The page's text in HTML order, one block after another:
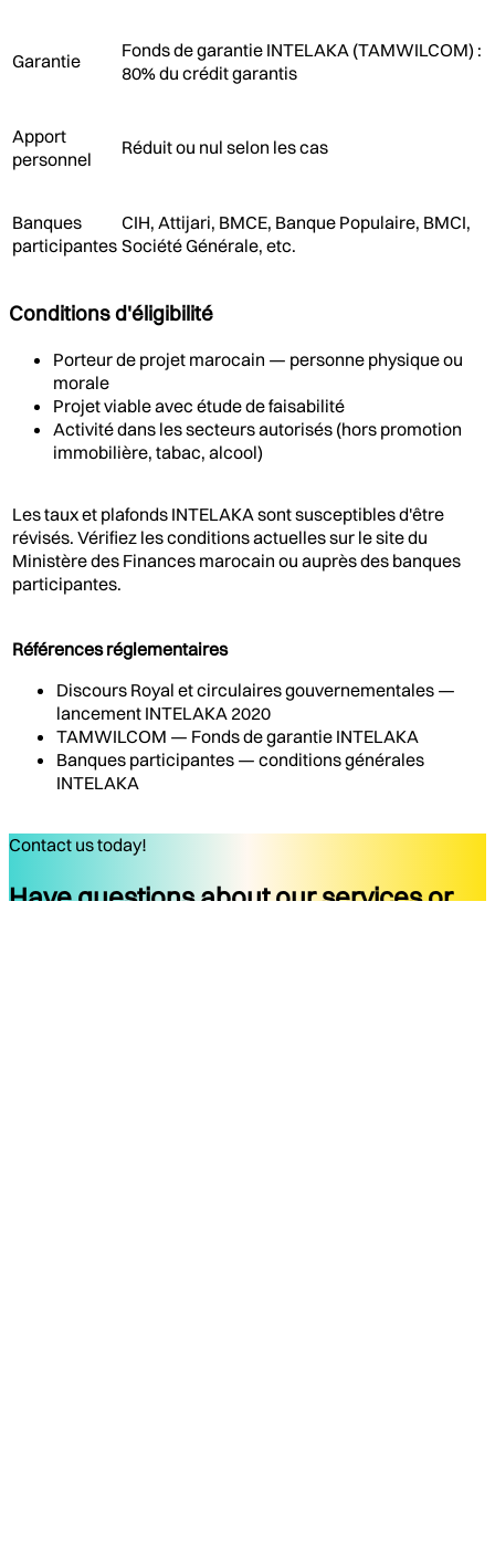
Garantie
Fonds de garantie INTELAKA (TAMWILCOM) :
80% du crédit garantis
Apport
personnel
Réduit ou nul selon les cas
Banques
participantes
CIH, Attijari, BMCE, Banque Populaire, BMCI,
Société Générale, etc.
Conditions d'éligibilité
Porteur de projet marocain — personne physique ou
morale
Projet viable avec étude de faisabilité
Activité dans les secteurs autorisés (hors promotion
immobilière, tabac, alcool)
Les taux et plafonds INTELAKA sont susceptibles d'être
révisés. Vérifiez les conditions actuelles sur le site du
Ministère des Finances marocain ou auprès des banques
participantes.
Références réglementaires
Discours Royal et circulaires gouvernementales —
lancement INTELAKA 2020
TAMWILCOM — Fonds de garantie INTELAKA
Banques participantes — conditions générales
INTELAKA
Contact us today!
Have questions about our services or